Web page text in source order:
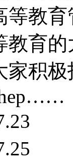
等教
教育
家积